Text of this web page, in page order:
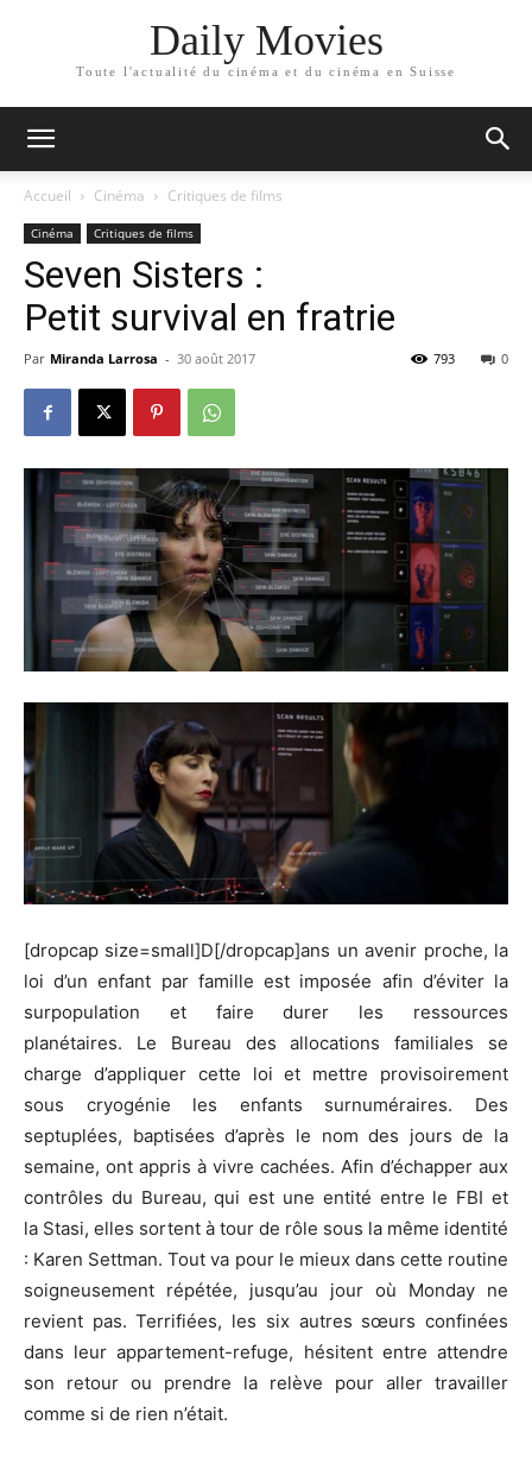
Daily Movies
Toute l'actualité du cinéma et du cinéma en Suisse
Accueil Cinéma Critiques de films
Cinéma Critiques de films
Seven Sisters :
Petit survival en fratrie
Par Miranda Larrosa - 30 août 2017 0
793
[dropcap size=small]D[/dropcap]ans un avenir proche, la
loi d’un enfant par famille est imposée afin d’éviter la
surpopulation et faire durer les ressources
planétaires. Le Bureau des allocations familiales se
charge d’appliquer cette loi et mettre provisoirement
sous cryogénie les enfants surnuméraires. Des
septuplées, baptisées d’après le nom des jours de la
semaine, ont appris à vivre cachées. Afin d’échapper aux
contrôles du Bureau, qui est une entité entre le FBI et
la Stasi, elles sortent à tour de rôle sous la même identité
: Karen Settman. Tout va pour le mieux dans cette routine
soigneusement répétée, jusqu’au jour où Monday ne
revient pas. Terrifiées, les six autres sœurs confinées
dans leur appartement-refuge, hésitent entre attendre
son retour ou prendre la relève pour aller travailler
comme si de rien n’était.